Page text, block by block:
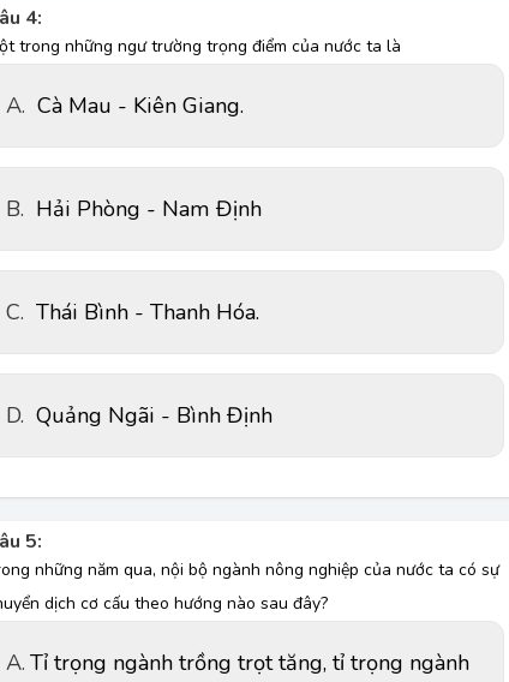
4:
trong những ngư trường trọng điểm của nước ta là
A. Cà Mau - Kiên Giang.
B. Hải Phòng - Nam Định
C. Thái Bình - Thanh Hóa.
D. Quảng Ngãi - Bình Định
5:
những năm qua, nội bộ ngành nông nghiệp của nước ta có sự
dịch cơ cấu theo hướng nào sau đây?
A. Tỉ trọng ngành trồng trọt tăng, tỉ trọng ngành